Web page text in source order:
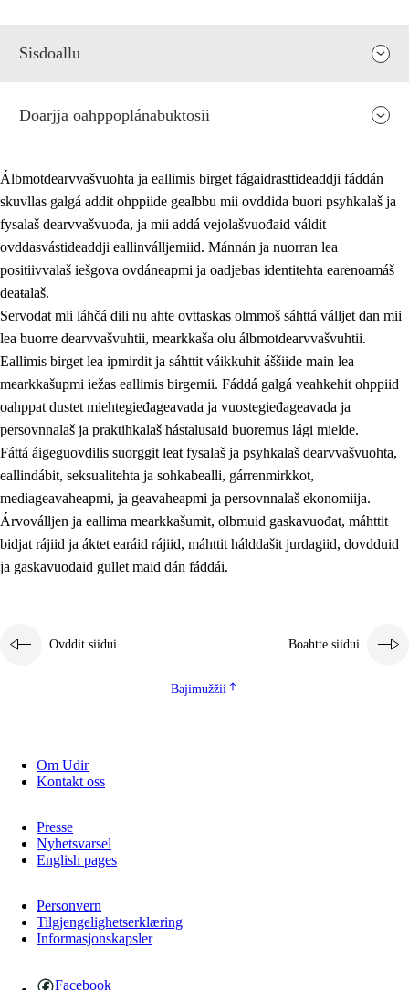
Sisdoallu
2. Oahppama prinsihpat, ovdáneapmi ja oahppahábmen
2.1 Sosiála oahppan ja ovdáneapmi
2.2 Gealbu fágain
2.3 Vuođđogálggat
2.4 Oahppat oahppat
Fágaidrasttideaddji fáttát
2.5 Fágaidrasttideaddji fáttát
Doarjja oahppoplánabuktosii
Álbmotdearvvašvuohta ja eallimis birget fágaidrasttideaddji fáddán
skuvllas galgá addit ohppiide gealbbu mii ovddida buori psyhkalaš ja
fysalaš dearvvašvuođa, ja mii addá vejolašvuođaid váldit
ovddasvástideaddji eallinválljemiid. Mánnán ja nuorran lea
positiivvalaš iešgova ovdáneapmi ja oadjebas identitehta earenoamáš
deaŧalaš.
Servodat mii láhčá dili nu ahte ovttaskas olmmoš sáhttá válljet dan mii
lea buorre dearvvašvuhtii, mearkkaša olu álbmotdearvvašvuhtii.
Eallimis birget lea ipmirdit ja sáhttit váikkuhit áššiide main lea
mearkkašupmi iežas eallimis birgemii. Fáddá galgá veahkehit ohppiid
oahppat dustet miehtegieđageavada ja vuostegieđageavada ja
persovnnalaš ja praktihkalaš hástalusaid buoremus lági mielde.
Fáttá áigeguovdilis suorggit leat fysalaš ja psyhkalaš dearvvašvuohta,
eallindábit, seksualitehta ja sohkabealli, gárrenmirkkot,
mediageavaheapmi, ja geavaheapmi ja persovnnalaš ekonomiija.
Árvoválljen ja eallima mearkkašumit, olbmuid gaskavuođat, máhttit
bidjat rájiid ja áktet earáid rájiid, máhttit hálddašit jurdagiid, dovdduid
ja gaskavuođaid gullet maid dán fáddái.
Ovddit siidui Boahtte siidui
Bajimužžii
Om Udir
Kontakt oss
Presse
Nyhetsvarsel
English pages
Personvern
Tilgjengelighetserklæring
Informasjonskapsler
Facebook